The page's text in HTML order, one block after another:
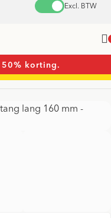
Excl. BTW
korting.